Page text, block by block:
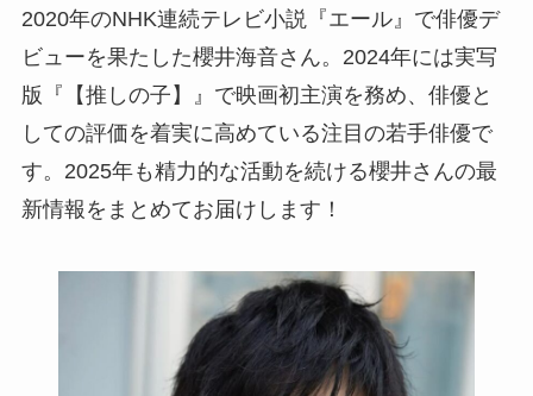
2020年のNHK連続テレビ小説『エール』で俳優デ
ビューを果たした櫻井海音さん。2024年には実写
版『【推しの子】』で映画初主演を務め、俳優と
しての評価を着実に高めている注目の若手俳優で
す。2025年も精力的な活動を続ける櫻井さんの最
新情報をまとめてお届けします！